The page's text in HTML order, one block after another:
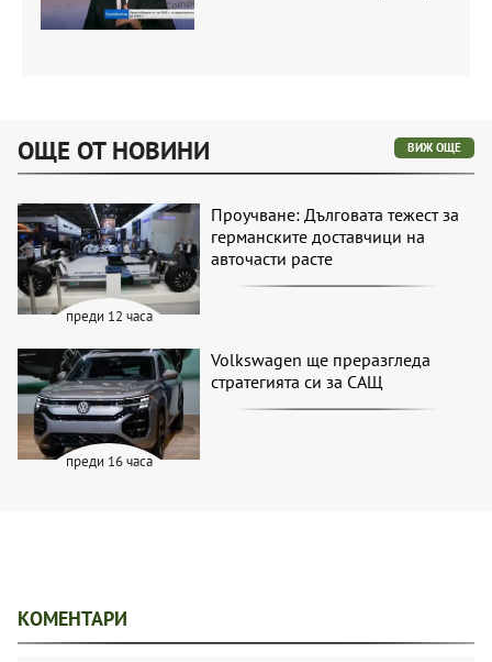
ОЩЕ ОТ НОВИНИ ВИЖ ОЩЕ
преди 12 часа
Проучване: Дълговата тежест за
германските доставчици на
авточасти расте
преди 16 часа
Volkswagen ще преразгледа
стратегията си за САЩ
КОМЕНТАРИ